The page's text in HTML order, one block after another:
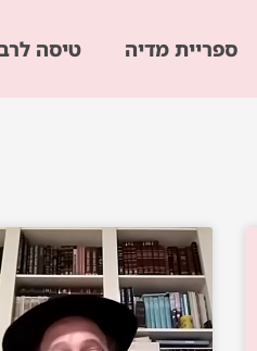
ספריית מדיה טיסה